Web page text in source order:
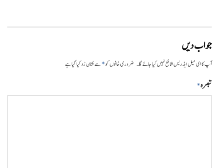
جواب دیں
آپ کا ای میل ایڈریس شائع نہیں کیا جائے گا۔ ضروری خانوں کو*سے نشان زد کیا گیا ہے
تبصرہ*